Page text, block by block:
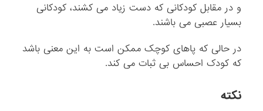
و در مقابل کودکانی که دست زیاد می کشند، کودکانی
بسیار عصبی می باشند.
در حالی که پاهای کوچک ممکن است به این معنی باشد
که کودک احساس بی ثبات می کند.
نکته